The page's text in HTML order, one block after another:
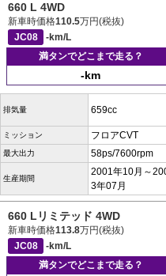
660 L 4WD
新車時価格110.5万円(税抜)
JC08
-km/L
満タンでどこまで走る？
-km
排気量 659cc
ミッション フロアCVT
最大出力 58ps/7600rpm
生産期間
2001年10月～
3年07月
660 Lリミテッド 4WD
新車時価格113.8万円(税抜)
JC08
-km/L
満タンでどこまで走る？